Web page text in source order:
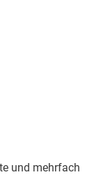
und mehrfach